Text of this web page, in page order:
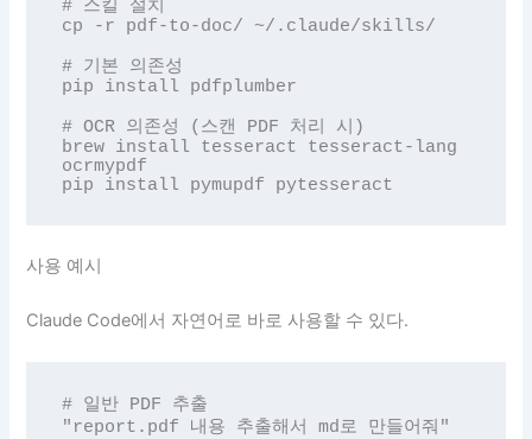
# 스킬 설치
cp -r pdf-to-doc/ ~/.claude/skills/
# 기본 의존성
pip install pdfplumber
# OCR 의존성 (스캔 PDF 처리 시)
brew install tesseract tesseract-lang
ocrmypdf
pip install pymupdf pytesseract
사용 예시
Claude Code에서 자연어로 바로 사용할 수 있다.
# 일반 PDF 추출
"report.pdf 내용 추출해서 md로 만들어줘"